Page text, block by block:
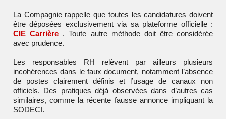
La Compagnie rappelle que toutes les candidatures doivent
être déposées exclusivement via sa plateforme officielle :
CIE Carrière . Toute autre méthode doit être considérée
avec prudence.
Les responsables RH relèvent par ailleurs plusieurs
incohérences dans le faux document, notamment l’absence
de postes clairement définis et l’usage de canaux non
officiels. Des pratiques déjà observées dans d’autres cas
similaires, comme la récente fausse annonce impliquant la
SODECI.